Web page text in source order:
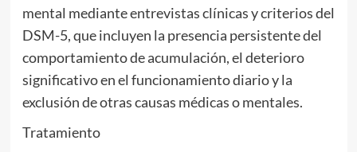
mental mediante entrevistas clínicas y criterios del
DSM-5, que incluyen la presencia persistente del
comportamiento de acumulación, el deterioro
significativo en el funcionamiento diario y la
exclusión de otras causas médicas o mentales.
Tratamiento